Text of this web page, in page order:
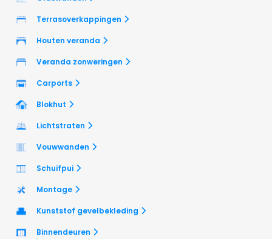
Terrasoverkappingen
Houten veranda
Veranda zonweringen
Carports
Blokhut
Lichtstraten
Vouwwanden
Schuifpui
Montage
Kunststof gevelbekleding
Binnendeuren